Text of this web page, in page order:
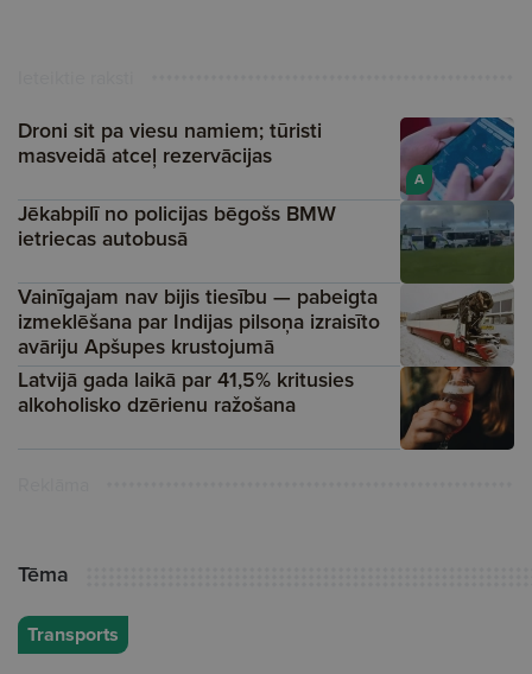
A
Droni sit pa viesu namiem; tūristi
masveidā atceļ rezervācijas
Jēkabpilī no policijas bēgošs BMW
ietriecas autobusā
Vainīgajam nav bijis tiesību — pabeigta
izmeklēšana par Indijas pilsoņa izraisīto
avāriju Apšupes krustojumā
Latvijā gada laikā par 41,5% kritusies
alkoholisko dzērienu ražošana
Tēma
Transports